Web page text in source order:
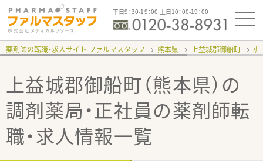
平日9：30-19：00 土日10：00-19：00
薬剤師の転職・求人サイト ファルマスタッフ 熊本県 上益城郡御船町 調
上益城郡御船町（熊本県）の
調剤薬局・正社員の薬剤師転
職・求人情報一覧